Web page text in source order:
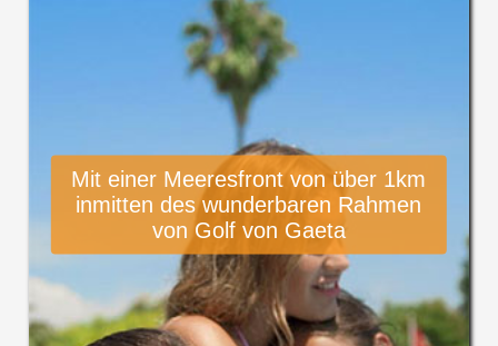
Mit einer Meeresfront von über 1km
inmitten des wunderbaren Rahmen
von Golf von Gaeta